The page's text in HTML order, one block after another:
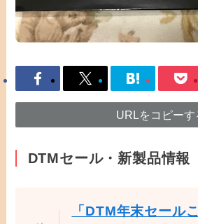
URLをコピーす
DTMセール・新製品情報
「DTM年末セール